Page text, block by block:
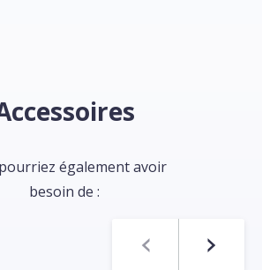
également avoir
besoin de :